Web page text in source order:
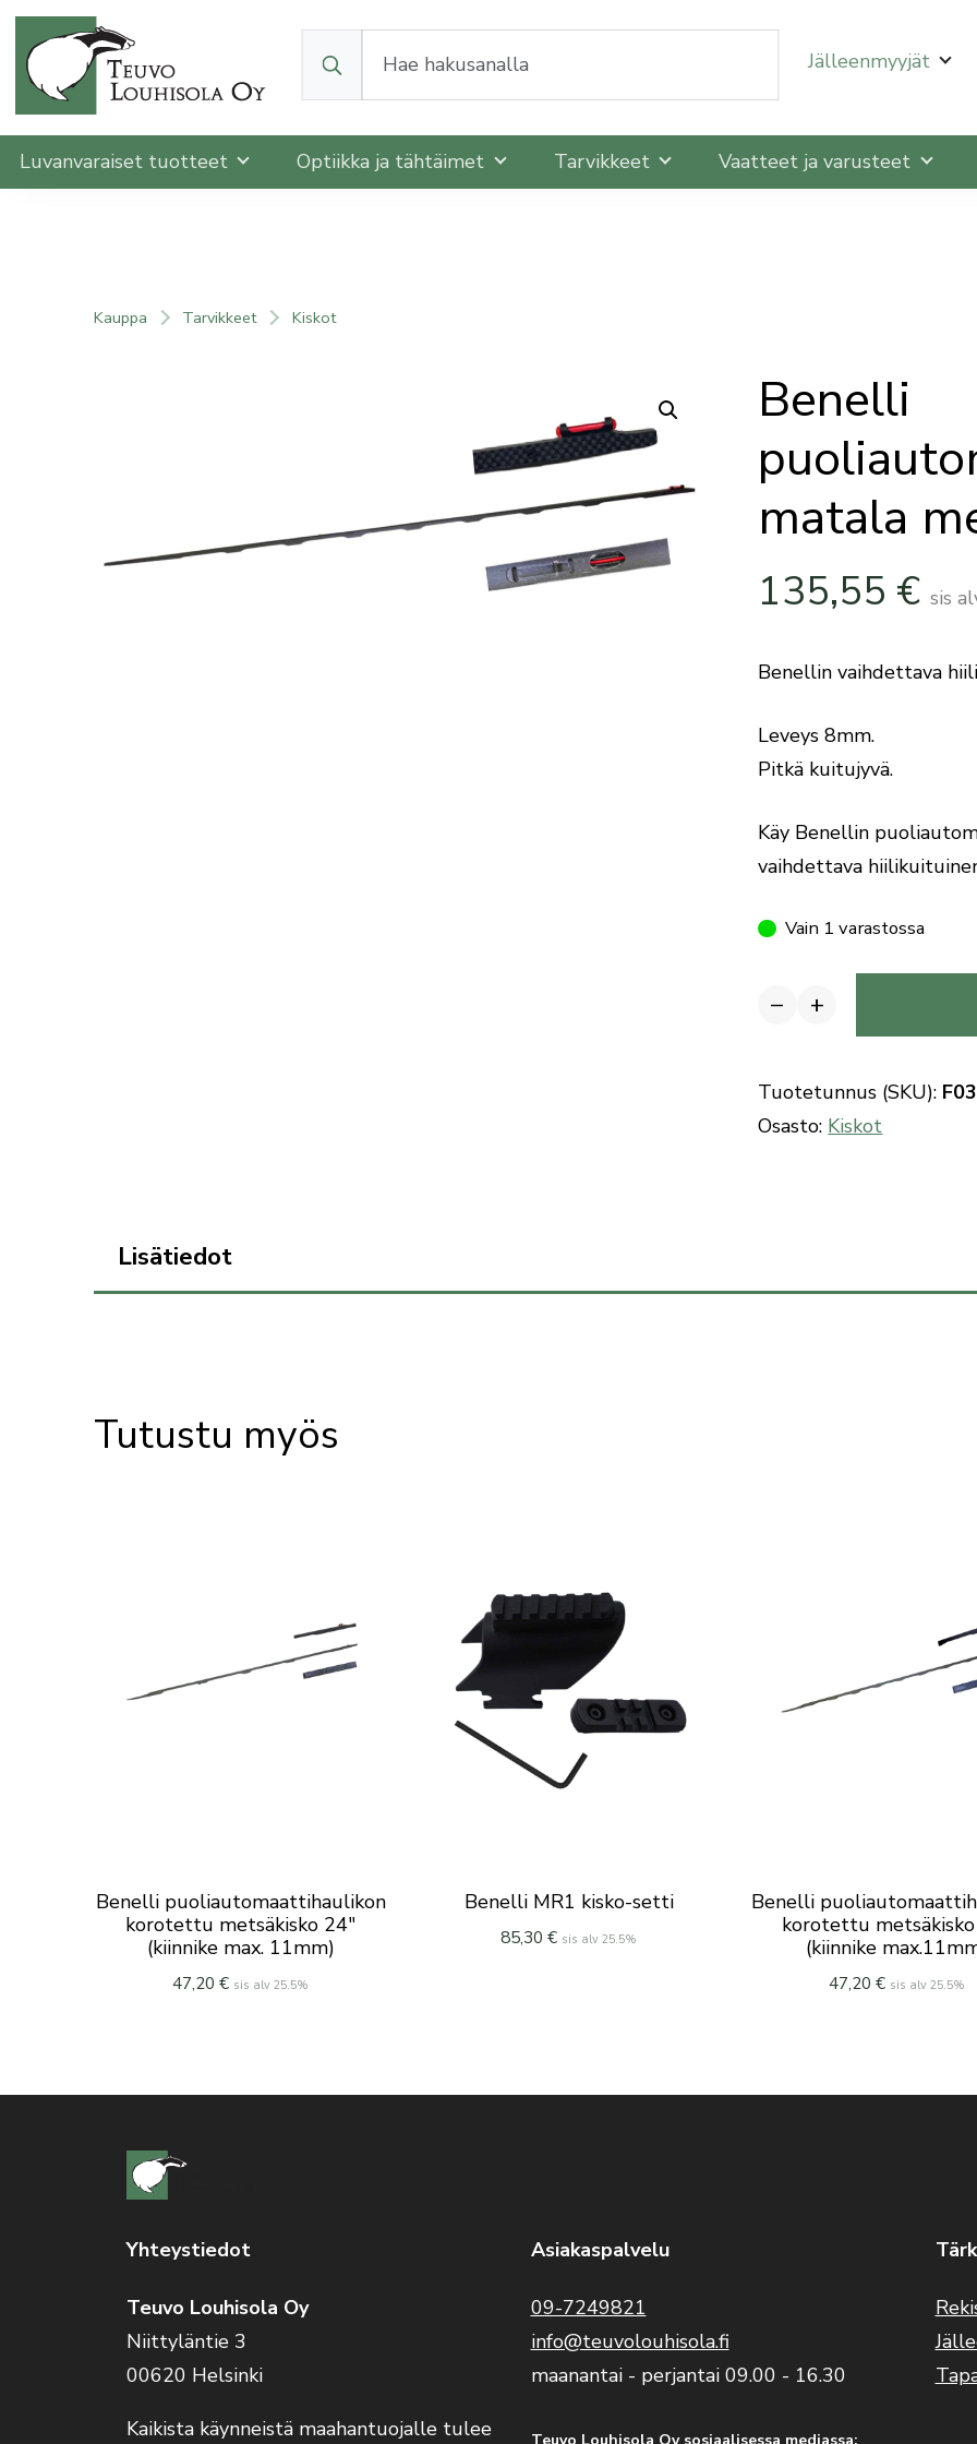
Kun tuloksia tulee, voit selata niitä nuolinäppäimillä ylös ja alas ja
Jälleenmyyjät
Luvanvaraiset tuotteet Optiikka ja tähtäimet Tarvikkeet Vaatteet ja varusteet
Kauppa Tarvikkeet Kiskot
Benelli
matala
135,55 € sis
Benellin vaihdettava
Leveys 8mm.
Pitkä kuitujyvä.
Käy Benellin
vaihdettava
Vain 1 varastossa
−
Benelli
matala
metsäkisko
+
Tuotetunnus (SKU):
Osasto: Kiskot
Lisätiedot
Tutustu myös
Benelli puoliautomaattihaulikon
korotettu metsäkisko 24″
(kiinnike max. 11mm)
47,20€ sis alv 25.5%
Benelli MR1 kisko-setti
85,30€ sis alv 25.5%
Benelli
korotettu metsäkisko
(kiinnike
47,20 € sis alv 25.5%
Yhteystiedot
Teuvo Louhisola Oy
Niittyläntie 3
00620 Helsinki
Kaikista käynneistä maahantuojalle tulee
Asiakaspalvelu
09-7249821
info@teuvolouhisola.fi
maanantai - perjantai 09.00 - 16.30